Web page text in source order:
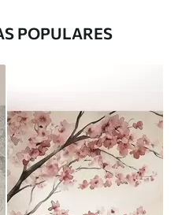
POPULARES